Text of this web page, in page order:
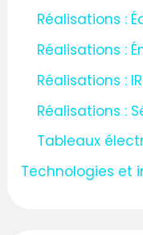
Réalisations :
Réalisations :
Réalisations :
Réalisations :
Tableaux
Technologies et